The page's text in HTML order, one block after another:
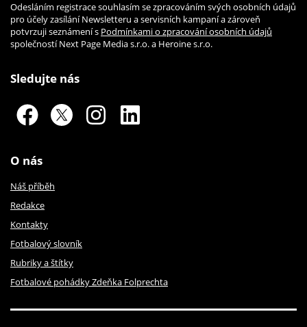
Odesláním registrace souhlasím se zpracováním svých osobních údajů
pro účely zasílání Newsletteru a servisních kampaní a zároveň
potvrzuji seznámení s Podmínkami o zpracování osobních údajů
společností Next Page Media s.r.o. a Heroine s.r.o.
Sledujte nás
O nás
Náš příběh
Redakce
Kontakty
Fotbalový slovník
Rubriky a štítky
Fotbalové pohádky Zdeňka Folprechta